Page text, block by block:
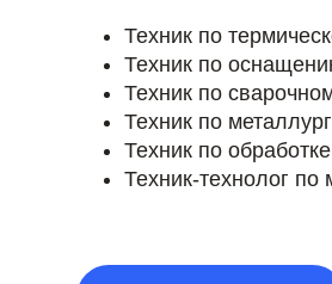
Техник по
Техник по
Техник по
Техник по
Техник по
Техник-технолог